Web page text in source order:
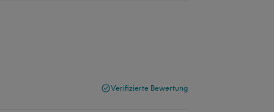
Verifizierte Bewertung